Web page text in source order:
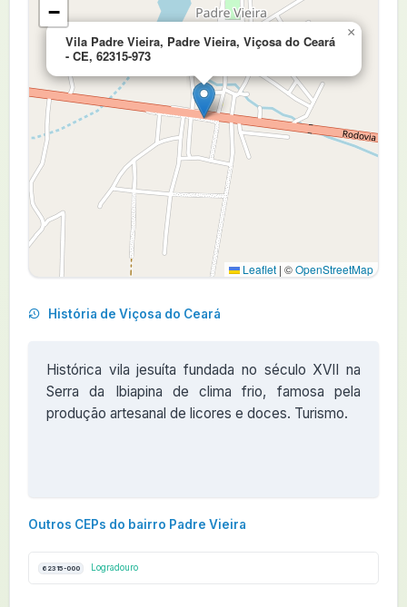
Vila Padre Vieira, Padre Vieira, Viçosa do Ceará
- CE, 62315-973
×
−
Leaflet | ©OpenStreetMap
História de Viçosa do Ceará
Histórica vila jesuíta fundada no século XVII na
Serra da Ibiapina de clima frio, famosa pela
produção artesanal de licores e doces. Turismo.
Outros CEPs do bairro Padre Vieira
62315-000 Logradouro